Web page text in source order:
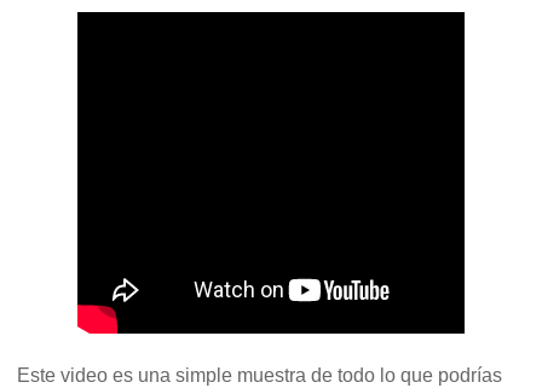
Este video es una simple muestra de todo lo que podrías